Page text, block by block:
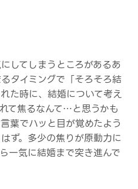
してしまうところがあるあ
タイミングで「そろそろ結
た時に、結婚について考え
て焦るなんて…と思うかも
葉でハッと目が覚めたよう
ず。多少の焦りが原動力に
一気に結婚まで突き進んで